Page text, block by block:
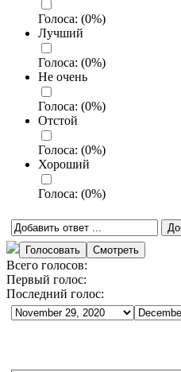
Голоса: (0%)
Лучший
Голоса: (0%)
Не очень
Голоса: (0%)
Отстой
Голоса: (0%)
Хороший
Голоса: (0%)
Всего голосов:
Первый голос:
Последний голос: